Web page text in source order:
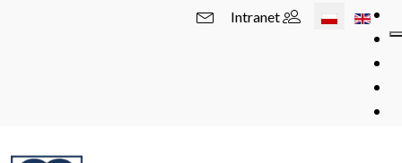
Wybierz swój
Intranet